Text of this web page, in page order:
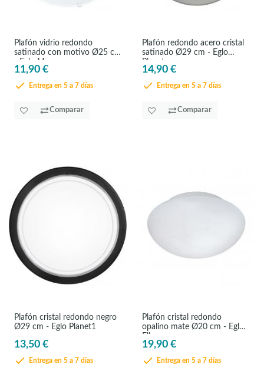
Plafón vidrio redondo
satinado con motivo Ø25 cm
- Eglo Mars
11,90 €
Entrega en 5 a 7 días
Comparar
Plafón redondo acero cristal
satinado Ø29 cm - Eglo
Planet
14,90 €
Entrega en 5 a 7 días
Comparar
Plafón cristal redondo negro
Ø29 cm - Eglo Planet1
13,50 €
Entrega en 5 a 7 días
Plafón cristal redondo
opalino mate Ø20 cm - Eglo
Ella
19,90 €
Entrega en 5 a 7 días